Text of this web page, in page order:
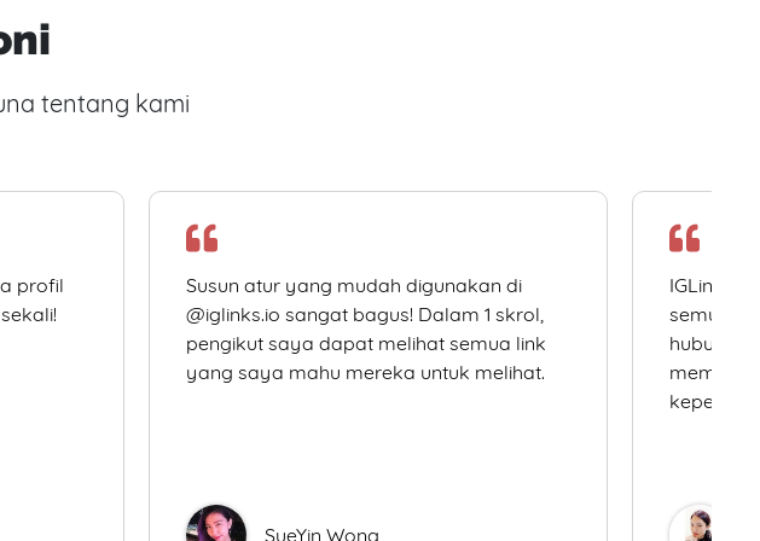
tentang kami
profil
Susun atur yang mudah digunakan di
@iglinks.io sangat bagus! Dalam 1 skrol,
pengikut saya dapat melihat semua link
yang saya mahu mereka untuk melihat.
SueYin Wong
semua